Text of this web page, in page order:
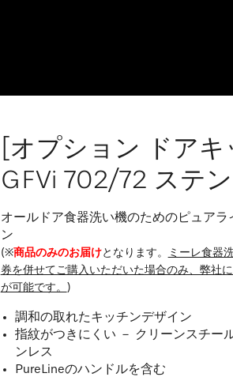
[オプション ドアキ
GFVi 702/72 ステ
オールドア食器洗い機のためのピュアラ
ン
(※商品のみのお届けとなります。
ミーレ食器
券を併せてご購入いただいた場合のみ、弊社
が可能です。 )
調和の取れたキッチンデザイン
指紋がつきにくい － クリーンスチー
ンレス
PureLineのハンドルを含む